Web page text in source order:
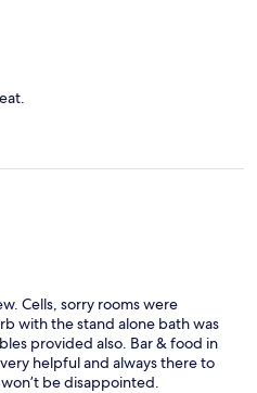
Cells, sorry rooms were
with the stand alone bath was
provided also. Bar & food in
helpful and always there to
be disappointed.